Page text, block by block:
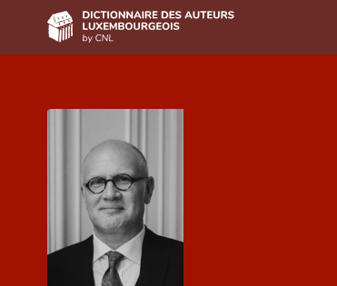
Recherche avancée
Foire aux questions
CNL
Équipe scientifique